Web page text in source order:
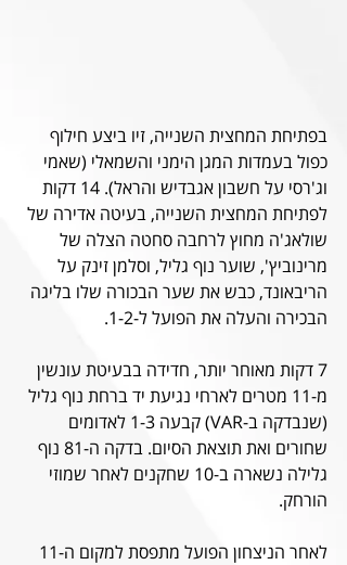
בפתיחת המחצית השנייה, זיו ביצע חילוף
כפול בעמדות המגן הימני והשמאלי (שאמי
וג'רסי על חשבון אגבדיש והראל). 14 דקות
לפתיחת המחצית השנייה, בעיטה אדירה של
שולאג'ה מחוץ לרחבה סחטה הצלה של
מרינוביץ', שוער נוף גליל, וסלמן זינק על
הריבאונד, כבש את שער הבכורה שלו בליגה
הבכירה והעלה את הפועל ל-1-2.
7 דקות מאוחר יותר, חדידה בבעיטת עונשין
מ-11 מטרים לארחי נגיעת יד ברחת נוף גליל
(שנבדקה ב-VAR) קבעה 1-3 לאדומים
שחורים ואת תוצאת הסיום. בדקה ה-81 נוף
גלילה נשארה ב-10 שחקנים לאחר שמוזי
הורחק.